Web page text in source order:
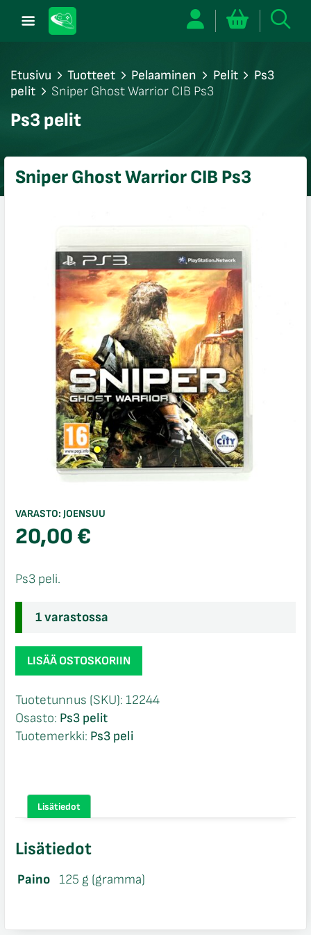
Etusivu Tuotteet Pelaaminen Pelit
Ps3
pelit
Sniper Ghost Warrior CIB Ps3
Ps3 pelit
Sniper Ghost Warrior CIB Ps3
VARASTO: JOENSUU
20,00€
Ps3 peli.
1 varastossa
Sniper
Ghost
CIB
Ps3
määrä
LISÄÄ OSTOSKORIIN
Tuotetunnus (SKU): 12244
Osasto: Ps3 pelit
Tuotemerkki: Ps3 peli
Lisätiedot
Lisätiedot
Paino 125 g (gramma)
sulje
sulje